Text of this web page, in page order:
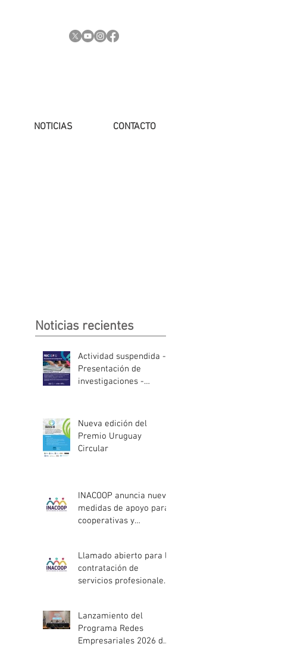
NOTICIAS CONTACTO
Noticias recientes
Actividad suspendida -
Presentación de
investigaciones -
Nueva edición del
Premio Uruguay
Circular
INACOOP anuncia nueve
medidas de apoyo para
cooperativas y
afectadas por el
temporal
Llamado abierto para la
contratación de
servicios profesionales
Lanzamiento del
Programa Redes
Empresariales 2026 de